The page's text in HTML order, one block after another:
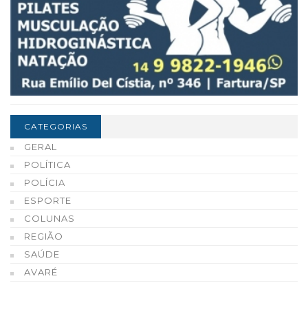
CATEGORIAS
GERAL
POLÍTICA
POLÍCIA
ESPORTE
COLUNAS
REGIÃO
SAÚDE
AVARÉ